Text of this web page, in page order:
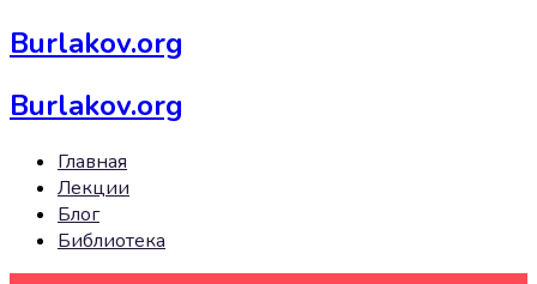
Burlakov.org
Burlakov.org
Главная
Лекции
Блог
Библиотека